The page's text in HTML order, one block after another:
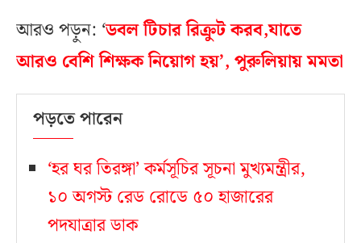
আরও পড়ুন: ‘ডবল টিচার রিক্রুট করব,যাতে
আরও বেশি শিক্ষক নিয়োগ হয়’, পুরুলিয়ায় মমতা
পড়তে পারেন
‘হর ঘর তিরঙ্গা’ কর্মসূচির সূচনা মুখ্যমন্ত্রীর,
১০ অগস্ট রেড রোডে ৫০ হাজারের
পদযাত্রার ডাক